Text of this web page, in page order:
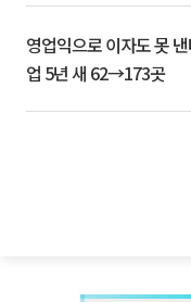
영업익으로 이자도 못
업 5년 새 62→173곳